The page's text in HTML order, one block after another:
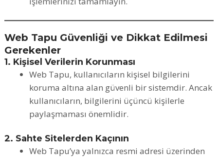
Web Tapu Güvenliği ve Dikkat Edilmesi
Gerekenler
1. Kişisel Verilerin Korunması
Web Tapu, kullanıcıların kişisel bilgilerini
koruma altına alan güvenli bir sistemdir. Ancak
kullanıcıların, bilgilerini üçüncü kişilerle
paylaşmaması önemlidir.
2. Sahte Sitelerden Kaçının
Web Tapu’ya yalnızca resmi adresi üzerinden